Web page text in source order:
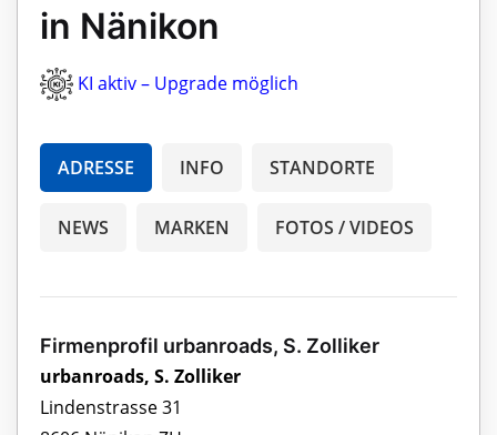
in Nänikon
KI aktiv – Upgrade möglich
ADRESSE INFO STANDORTE
NEWS MARKEN FOTOS / VIDEOS
Firmenprofil urbanroads, S. Zolliker
urbanroads, S. Zolliker
Lindenstrasse 31